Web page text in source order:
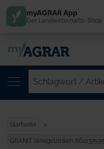
Startseite
GRANIT Striegelzinken
myAGRAR App
Der Landwirtschafts-Shop